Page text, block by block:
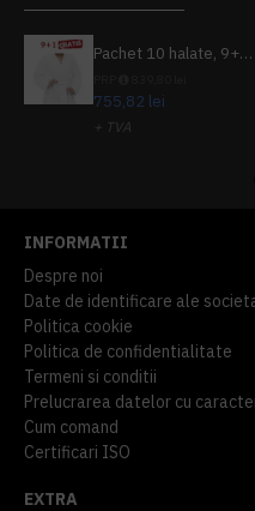
Pachet 10 halate, 9+1 gratuit
755,82 lei
+ TVA
INFORMATII
Despre noi
Date de identificare ale
Politica cookie
Politica de confidentialitate
Termeni si conditii
Prelucrarea datelor cu
Cum comand
Certificari ISO
EXTRA